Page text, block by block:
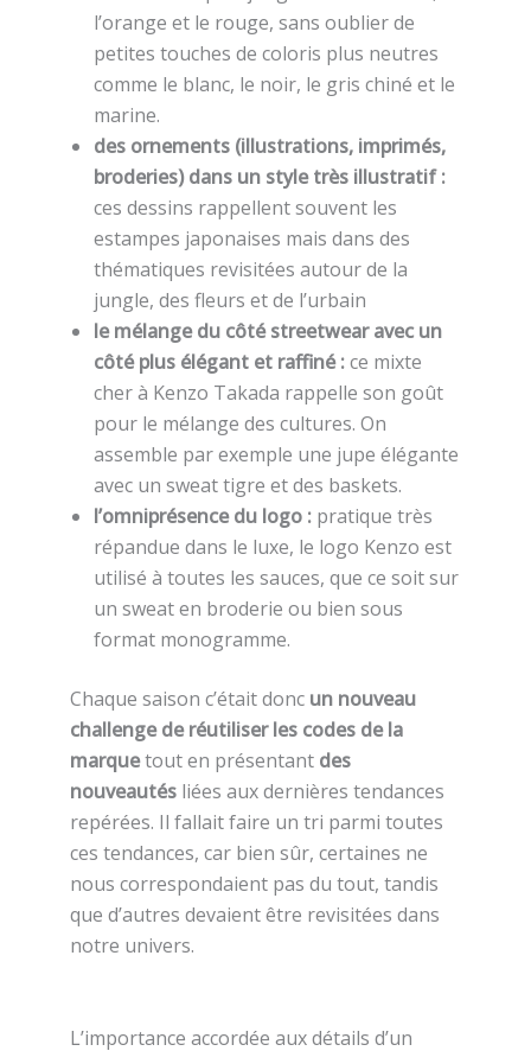
l’orange et le rouge, sans oublier de
petites touches de coloris plus neutres
comme le blanc, le noir, le gris chiné et le
marine.
des ornements (illustrations, imprimés,
broderies) dans un style très illustratif :
ces dessins rappellent souvent les
estampes japonaises mais dans des
thématiques revisitées autour de la
jungle, des fleurs et de l’urbain
le mélange du côté streetwear avec un
côté plus élégant et raffiné :ce mixte
cher à Kenzo Takada rappelle son goût
pour le mélange des cultures. On
assemble par exemple une jupe élégante
avec un sweat tigre et des baskets.
l’omniprésence du logo :pratique très
répandue dans le luxe, le logo Kenzo est
utilisé à toutes les sauces, que ce soit sur
un sweat en broderie ou bien sous
format monogramme.
Chaque saison c’était donc un nouveau
challenge de réutiliser les codes de la
marquetout en présentant des
nouveautésliées aux dernières tendances
repérées. Il fallait faire un tri parmi toutes
ces tendances, car bien sûr, certaines ne
nous correspondaient pas du tout, tandis
que d’autres devaient être revisitées dans
notre univers.
L’importance accordée aux détails d’un